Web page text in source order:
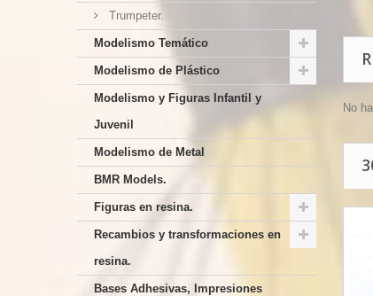
Trumpeter.
Modelismo Temático
Modelismo de Plástico
Modelismo y Figuras Infantil y
Juvenil
Modelismo de Metal
BMR Models.
Figuras en resina.
Recambios y transformaciones en
resina.
Bases Adhesivas, Impresiones
No